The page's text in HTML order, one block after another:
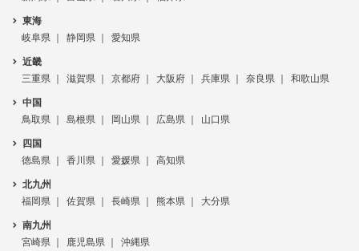
東海
岐阜県
静岡県 愛知県
近畿
三重県
滋賀県 京都府 大阪府 兵庫県 奈良県 和歌山県
中国
鳥取県
島根県 岡山県 広島県 山口県
四国
徳島県
香川県 愛媛県 高知県
北九州
福岡県
佐賀県 長崎県 熊本県 大分県
南九州
宮崎県
鹿児島県 沖縄県